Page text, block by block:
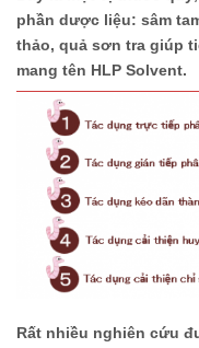
phần dược liệu: sâm
thảo, quả sơn tra giúp
mang tên HLP Solvent.
Rất nhiều nghiên cứu